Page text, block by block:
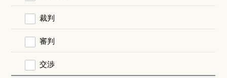
裁判
審判
交渉